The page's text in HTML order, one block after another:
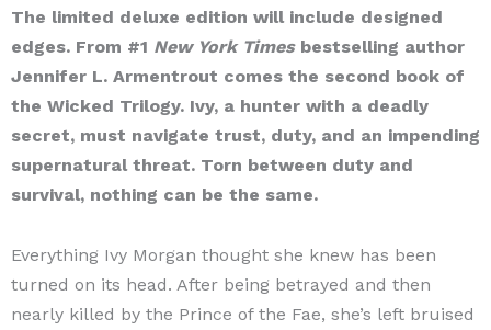
The limited deluxe edition will include designed
edges. From #1 New York Times bestselling author
Jennifer L. Armentrout comes the second book of
the Wicked Trilogy. Ivy, a hunter with a deadly
secret, must navigate trust, duty, and an impending
supernatural threat. Torn between duty and
survival, nothing can be the same.
Everything Ivy Morgan thought she knew has been
turned on its head. After being betrayed and then
nearly killed by the Prince of the Fae, she’s left bruised